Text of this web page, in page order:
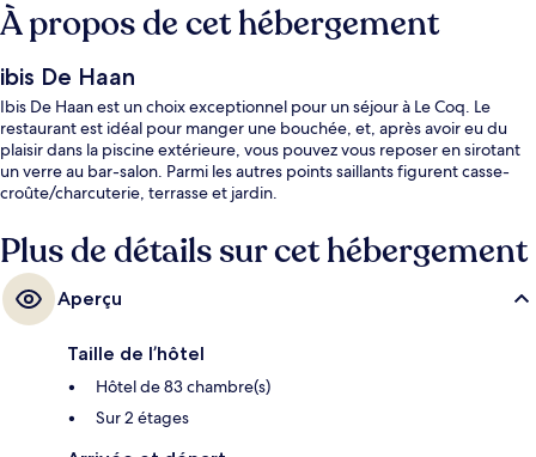
À propos de cet hébergement
ibis De Haan
Ibis De Haan est un choix exceptionnel pour un séjour à Le Coq. Le
restaurant est idéal pour manger une bouchée, et, après avoir eu du
plaisir dans la piscine extérieure, vous pouvez vous reposer en sirotant
un verre au bar-salon. Parmi les autres points saillants figurent casse-
croûte/charcuterie, terrasse et jardin.
Plus de détails sur cet hébergement
Aperçu
Taille de l’hôtel
Hôtel de 83 chambre(s)
Sur 2 étages